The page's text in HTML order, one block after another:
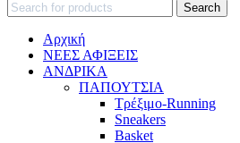
Search
Αρχική
ΝΕΕΣ ΑΦΙΞΕΙΣ
AΝΔΡΙΚΑ
ΠΑΠΟΥΤΣΙΑ
Τρέξιμο-Running
Sneakers
Basket